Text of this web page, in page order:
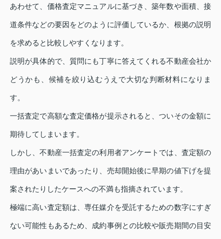
あわせて、価格査定マニュアルに基づき、築年数や面積、接
道条件などの要因をどのように評価しているか、根拠の説明
を求めると比較しやすくなります。
説明が具体的で、質問にも丁寧に答えてくれる不動産会社か
どうかも、候補を絞り込むうえで大切な判断材料になりま
す。
一括査定で高額な査定価格が提示されると、ついその金額に
期待してしまいます。
しかし、不動産一括査定の利用者アンケートでは、査定額の
理由があいまいであったり、売却開始後に早期の値下げを提
案されたりしたケースへの不満も指摘されています。
極端に高い査定額は、専任媒介を受託するための数字にすぎ
ない可能性もあるため、成約事例との比較や販売期間の目安